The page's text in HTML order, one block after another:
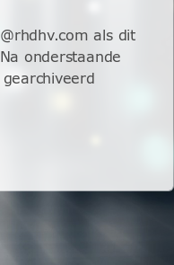
als dit
onderstaande